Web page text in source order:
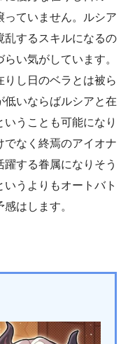
っていません。ルシア
乱するスキルになるの
い気がしています。
りし日のベラとは被ら
低いならばルシアと在
うことも可能になり
でなく終焉のアイオナ
する眷属になりそう
うよりもオートバト
はします。